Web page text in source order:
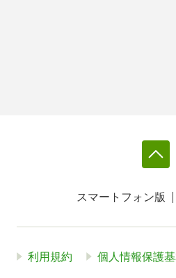
スマートフォン版
利用規約 個人情報保護